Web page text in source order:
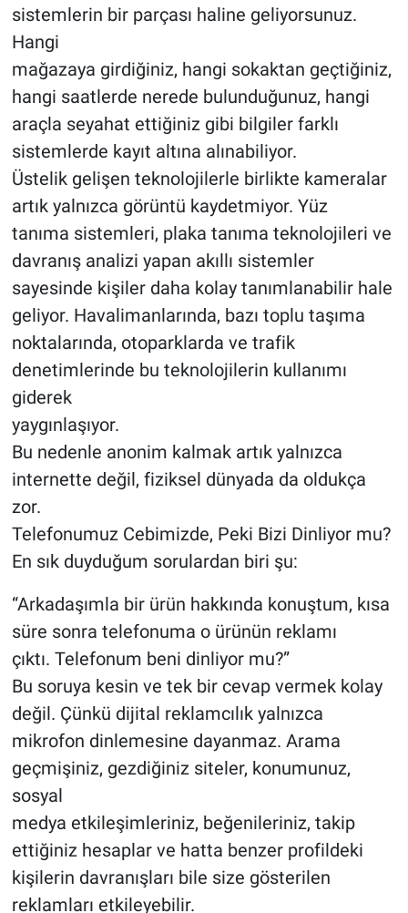
sistemlerin bir parçası haline geliyorsunuz.
Hangi
mağazaya girdiğiniz, hangi sokaktan geçtiğiniz,
hangi saatlerde nerede bulunduğunuz, hangi
araçla seyahat ettiğiniz gibi bilgiler farklı
sistemlerde kayıt altına alınabiliyor.
Üstelik gelişen teknolojilerle birlikte kameralar
artık yalnızca görüntü kaydetmiyor. Yüz
tanıma sistemleri, plaka tanıma teknolojileri ve
davranış analizi yapan akıllı sistemler
sayesinde kişiler daha kolay tanımlanabilir hale
geliyor. Havalimanlarında, bazı toplu taşıma
noktalarında, otoparklarda ve trafik
denetimlerinde bu teknolojilerin kullanımı
giderek
yaygınlaşıyor.
Bu nedenle anonim kalmak artık yalnızca
internette değil, fiziksel dünyada da oldukça
zor.
Telefonumuz Cebimizde, Peki Bizi Dinliyor mu?
En sık duyduğum sorulardan biri şu:
“Arkadaşımla bir ürün hakkında konuştum, kısa
süre sonra telefonuma o ürünün reklamı
çıktı. Telefonum beni dinliyor mu?”
Bu soruya kesin ve tek bir cevap vermek kolay
değil. Çünkü dijital reklamcılık yalnızca
mikrofon dinlemesine dayanmaz. Arama
geçmişiniz, gezdiğiniz siteler, konumunuz,
sosyal
medya etkileşimleriniz, beğenileriniz, takip
ettiğiniz hesaplar ve hatta benzer profildeki
kişilerin davranışları bile size gösterilen
reklamları etkileyebilir.